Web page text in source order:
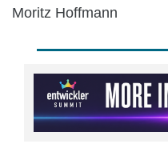
Moritz Hoffmann